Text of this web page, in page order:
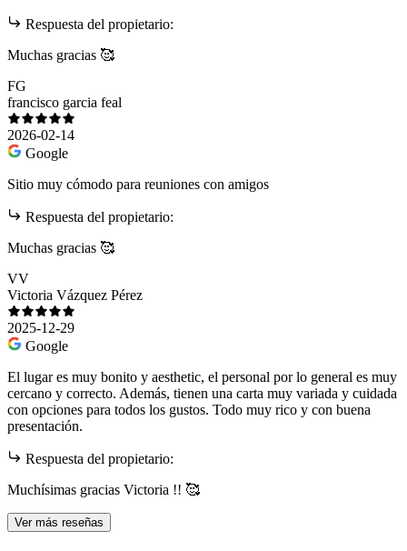
Respuesta del propietario:
Muchas gracias 🥰
FG
francisco garcia feal
2026-02-14
Google
Sitio muy cómodo para reuniones con amigos
Respuesta del propietario:
Muchas gracias 🥰
VV
Victoria Vázquez Pérez
2025-12-29
Google
El lugar es muy bonito y aesthetic, el personal por lo general es muy
cercano y correcto. Además, tienen una carta muy variada y cuidada
con opciones para todos los gustos. Todo muy rico y con buena
presentación.
Respuesta del propietario:
Muchísimas gracias Victoria !! 🥰
Ver más reseñas